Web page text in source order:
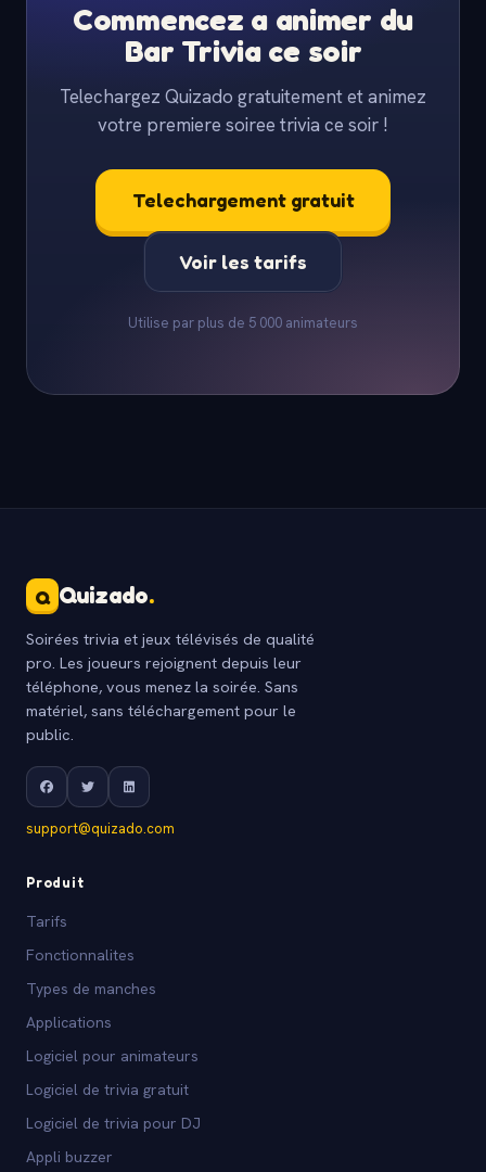
Commencez a animer du
Bar Trivia ce soir
Telechargez Quizado gratuitement et animez
votre premiere soiree trivia ce soir !
Telechargement gratuit
Voir les tarifs
Utilise par plus de 5 000 animateurs
Q Quizado.
Soirées trivia et jeux télévisés de qualité
pro. Les joueurs rejoignent depuis leur
téléphone, vous menez la soirée. Sans
matériel, sans téléchargement pour le
public.
support@quizado.com
Produit
Tarifs
Fonctionnalites
Types de manches
Applications
Logiciel pour animateurs
Logiciel de trivia gratuit
Logiciel de trivia pour DJ
Appli buzzer